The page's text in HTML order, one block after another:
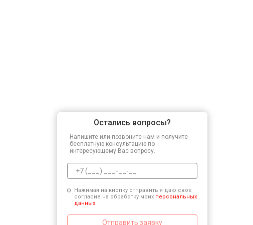
Остались вопросы?
Напишите или позвоните нам и получите
бесплатную консультацию по
интересующему Вас вопросу.
Нажимая на кнопку отправить я даю свое
согласие на обработку моих персональных
данных.
Отправить заявку